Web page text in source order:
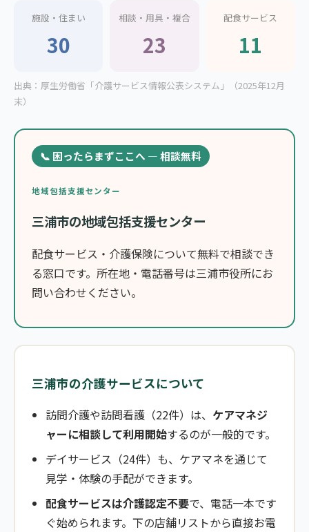
施設・住まい
30
相談・用具・複合
23
配食サービス
11
出典：厚生労働省「介護サービス情報公表システム」（2025年12月
末）
📞 困ったらまずここへ — 相談無料
地域包括支援センター
三浦市の地域包括支援センター
配食サービス・介護保険について無料で相談でき
る窓口です。所在地・電話番号は三浦市役所にお
問い合わせください。
三浦市の介護サービスについて
訪問介護や訪問看護（22件）は、 ケアマネジ
ャーに相談して利用開始するのが一般的です。
デイサービス（24件）も、ケアマネを通じて
見学・体験の手配ができます。
配食サービスは介護認定不要で、電話一本です
ぐ始められます。下の店舗リストから直接お電